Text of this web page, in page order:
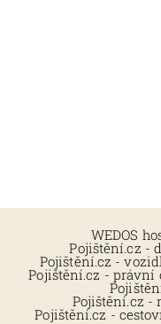
WEDOS
Pojištění.cz -
Pojištění.cz -
Pojištění.cz - právní
Pojištění.cz -
Pojištění.cz -